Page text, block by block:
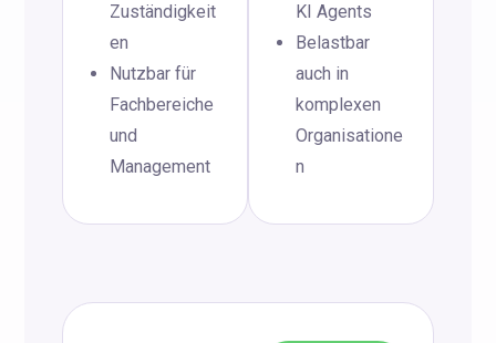
Zuständigkeit
en
Nutzbar für
Fachbereiche
und
Management
KI Agents
Belastbar
auch in
komplexen
Organisatione
n